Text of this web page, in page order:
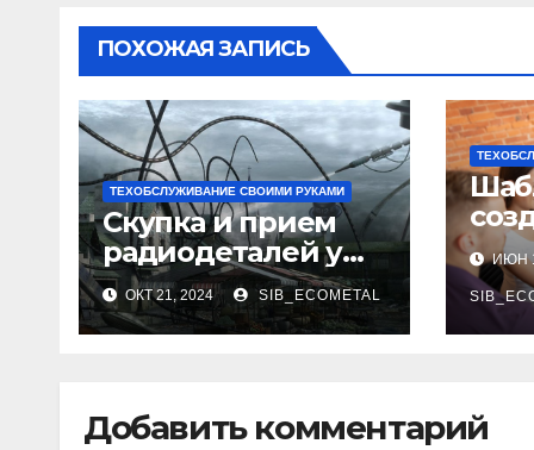
ПОХОЖАЯ ЗАПИСЬ
ТЕХОБСЛУЖИВАНИЕ СВОИМИ РУКАМИ
Скупка и прием
радиодеталей у
населения
ОКТ 21, 2024 SIB_ECOMETAL
Как
ИЮН
Добавить комментарий